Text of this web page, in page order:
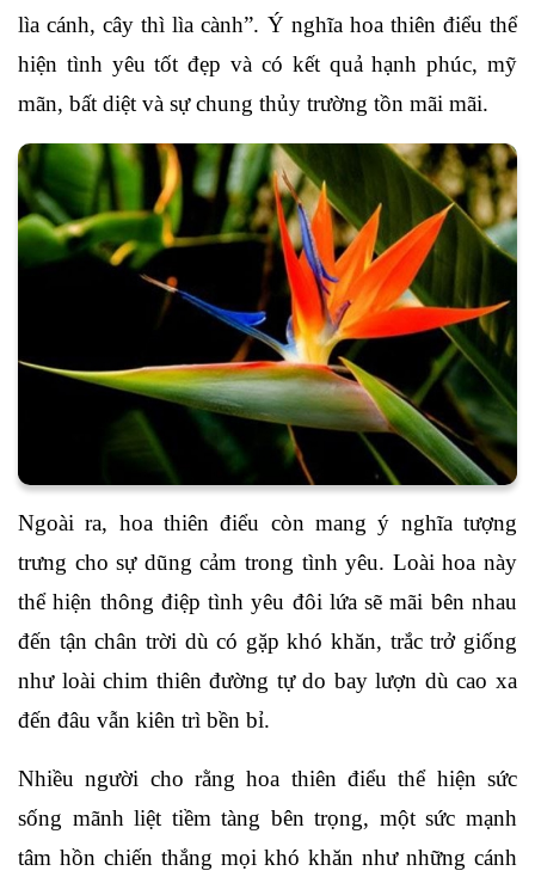
lìa cánh, cây thì lìa cành”. Ý nghĩa hoa thiên điểu thể
hiện tình yêu tốt đẹp và có kết quả hạnh phúc, mỹ
mãn, bất diệt và sự chung thủy trường tồn mãi mãi.
Ngoài ra, hoa thiên điểu còn mang ý nghĩa tượng
trưng cho sự dũng cảm trong tình yêu. Loài hoa này
thể hiện thông điệp tình yêu đôi lứa sẽ mãi bên nhau
đến tận chân trời dù có gặp khó khăn, trắc trở giống
như loài chim thiên đường tự do bay lượn dù cao xa
đến đâu vẫn kiên trì bền bỉ.
Nhiều người cho rằng hoa thiên điểu thể hiện sức
sống mãnh liệt tiềm tàng bên trọng, một sức mạnh
tâm hồn chiến thắng mọi khó khăn như những cánh